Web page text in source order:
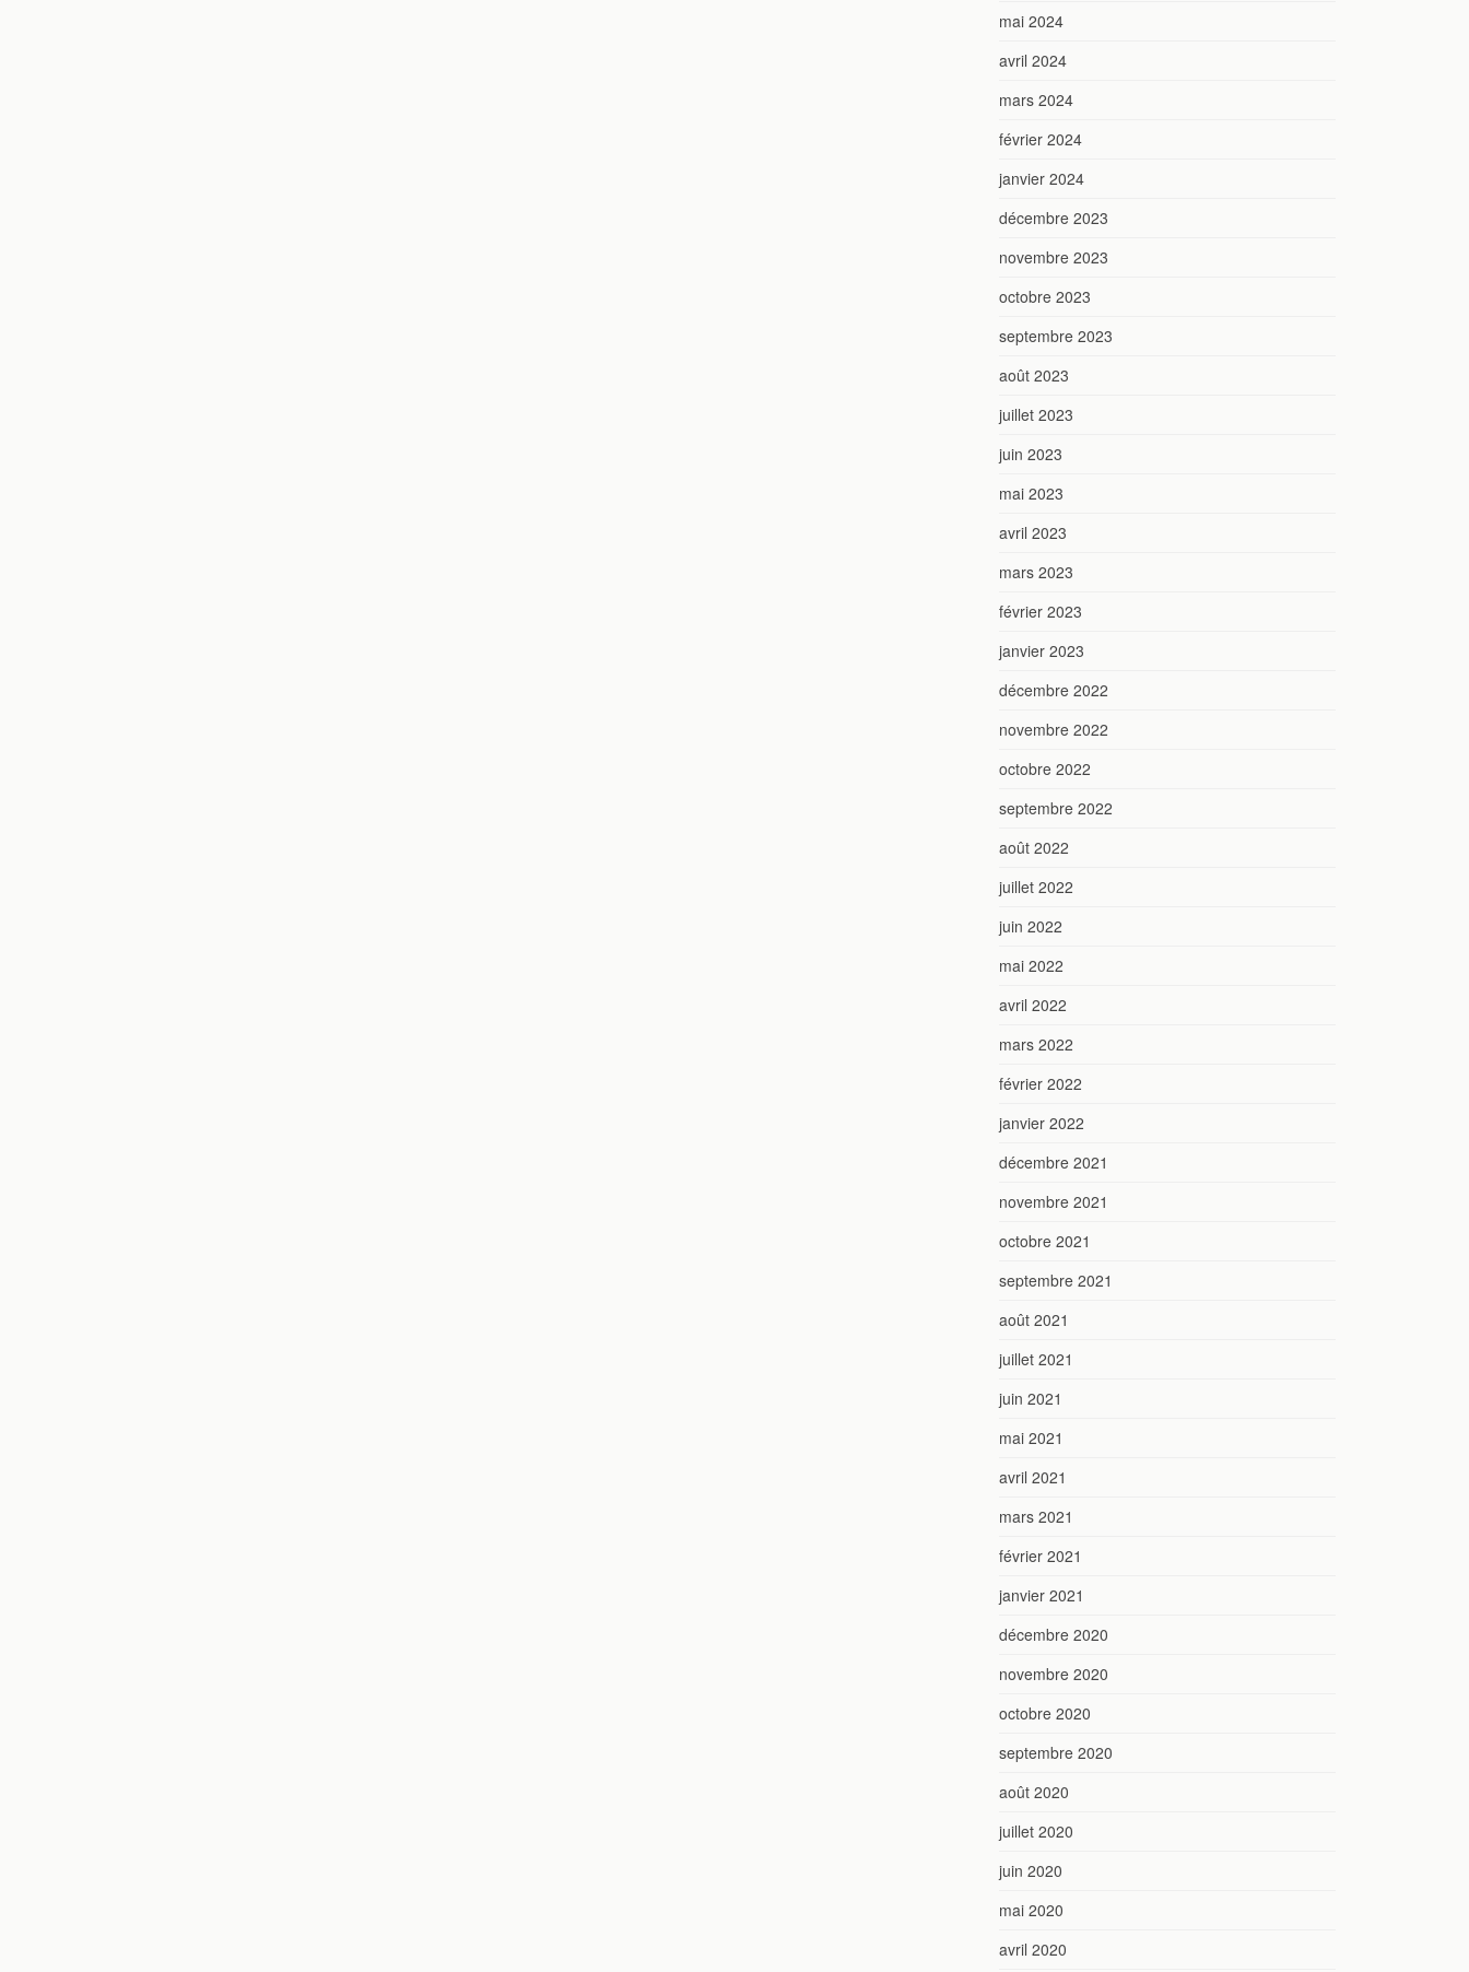
mai 2024
avril 2024
mars 2024
février 2024
janvier 2024
décembre 2023
novembre 2023
octobre 2023
septembre 2023
août 2023
juillet 2023
juin 2023
mai 2023
avril 2023
mars 2023
février 2023
janvier 2023
décembre 2022
novembre 2022
octobre 2022
septembre 2022
août 2022
juillet 2022
juin 2022
mai 2022
avril 2022
mars 2022
février 2022
janvier 2022
décembre 2021
novembre 2021
octobre 2021
septembre 2021
août 2021
juillet 2021
juin 2021
mai 2021
avril 2021
mars 2021
février 2021
janvier 2021
décembre 2020
novembre 2020
octobre 2020
septembre 2020
août 2020
juillet 2020
juin 2020
mai 2020
avril 2020